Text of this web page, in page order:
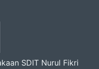
SDIT Nurul Fikri